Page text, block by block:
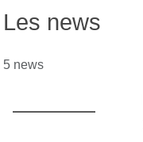
Les news
5 news